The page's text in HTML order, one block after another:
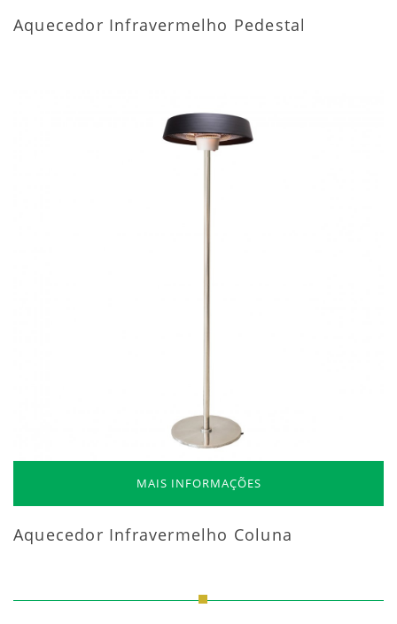
Aquecedor Infravermelho Pedestal
MAIS INFORMAÇÕES
Aquecedor Infravermelho Coluna